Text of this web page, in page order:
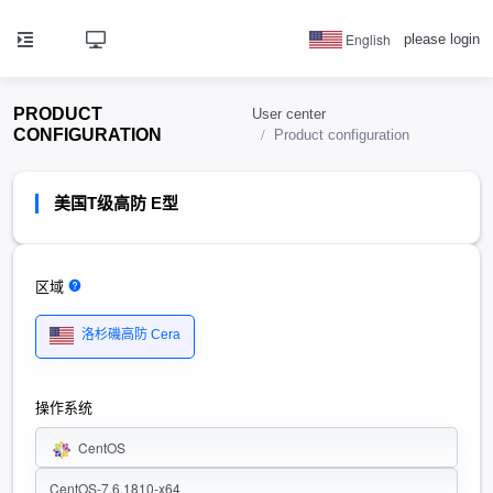
English please login
PRODUCT
CONFIGURATION
User center
Product configuration
美国T级高防 E型
区域
洛杉磯高防 Cera
操作系统
CentOS
CentOS-7.6.1810-x64